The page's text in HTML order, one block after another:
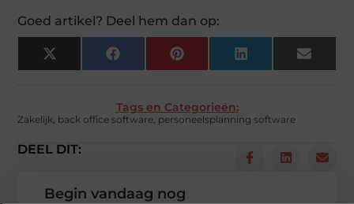
Goed artikel? Deel hem dan op:
X
(Twitter)
Facebook Pinterest LinkedIn Email
Tags en Categorieën:
Zakelijk, back office software, personeelsplanning software
DEEL DIT:
Begin vandaag nog